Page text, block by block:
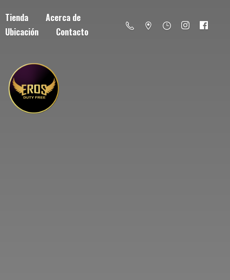
Tienda
Acerca de
Ubicación
Contacto